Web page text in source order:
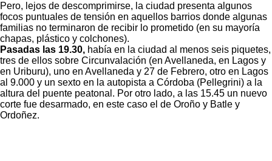
Pero, lejos de descomprimirse, la ciudad presenta algunos
focos puntuales de tensión en aquellos barrios donde algunas
familias no terminaron de recibir lo prometido (en su mayoría
chapas, plástico y colchones).
Pasadas las 19.30, había en la ciudad al menos seis piquetes,
tres de ellos sobre Circunvalación (en Avellaneda, en Lagos y
en Uriburu), uno en Avellaneda y 27 de Febrero, otro en Lagos
al 9.000 y un sexto en la autopista a Córdoba (Pellegrini) a la
altura del puente peatonal. Por otro lado, a las 15.45 un nuevo
corte fue desarmado, en este caso el de Oroño y Batle y
Ordoñez.